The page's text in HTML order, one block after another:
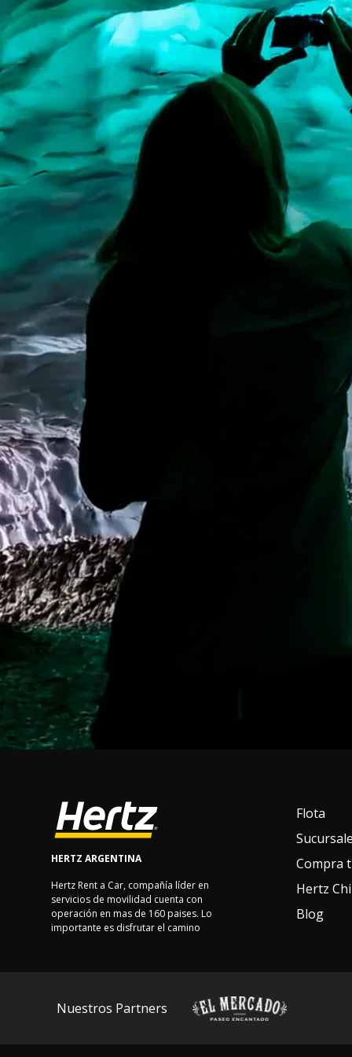
HERTZ ARGENTINA
Hertz Rent a Car, compañía líder en
servicios de movilidad cuenta con
operación en mas de 160 paises. Lo
importante es disfrutar el camino
Flota
Compra
Hertz
Blog
Nuestros Partners